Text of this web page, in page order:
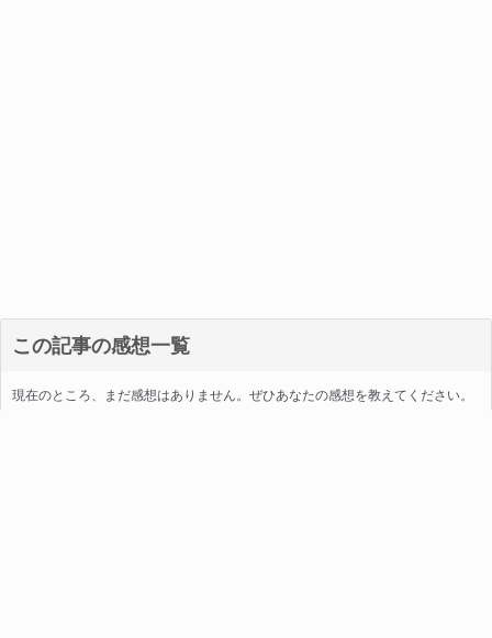
この記事の感想一覧
現在のところ、まだ感想はありません。ぜひあなたの感想を教えてください。